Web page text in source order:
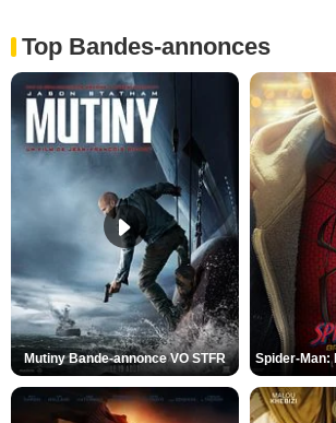
Top Bandes-annonces
Mutiny Bande-annonce VO STFR